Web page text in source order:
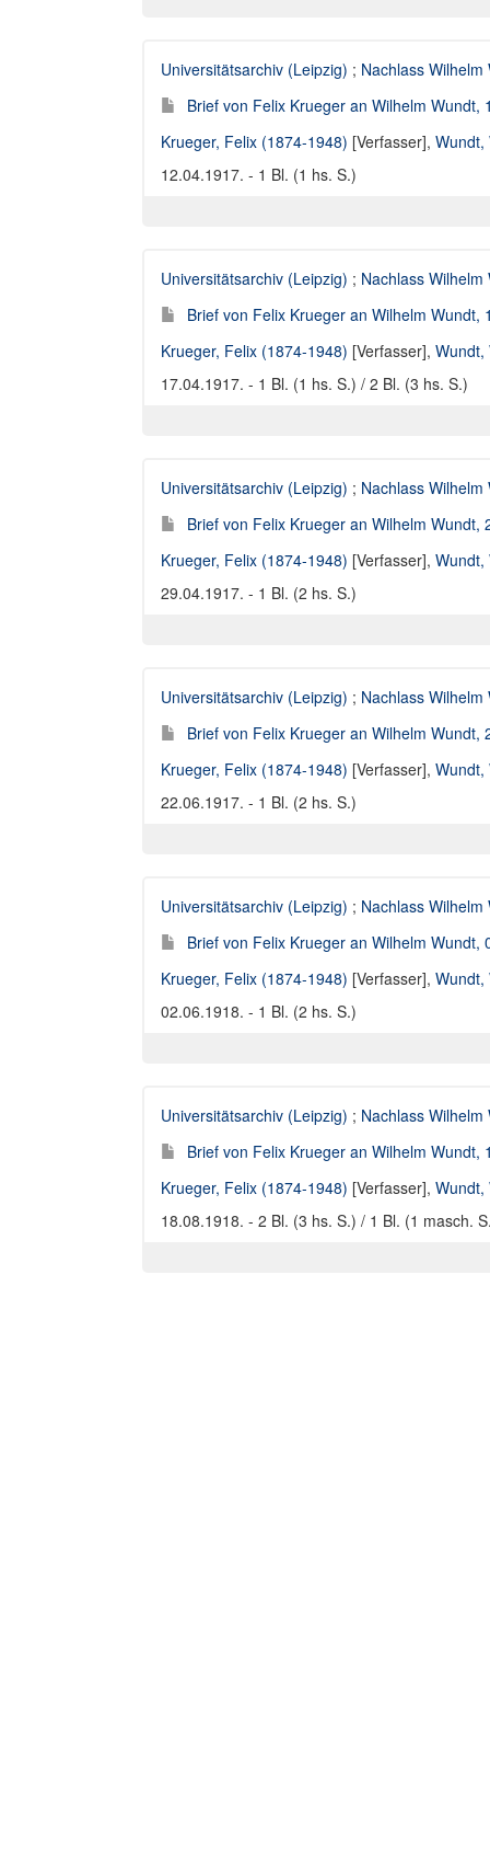
Universitätsarchiv (Leipzig) ; Nachlass Wilhelm
Brief von Felix Krueger an Wilhelm Wundt,
Krueger, Felix (1874-1948) [Verfasser], Wundt,
12.04.1917. - 1 Bl. (1 hs. S.)
Universitätsarchiv (Leipzig) ; Nachlass Wilhelm
Brief von Felix Krueger an Wilhelm Wundt,
Krueger, Felix (1874-1948) [Verfasser], Wundt,
17.04.1917. - 1 Bl. (1 hs. S.) / 2 Bl. (3 hs. S.)
Universitätsarchiv (Leipzig) ; Nachlass Wilhelm
Brief von Felix Krueger an Wilhelm Wundt,
Krueger, Felix (1874-1948) [Verfasser], Wundt,
29.04.1917. - 1 Bl. (2 hs. S.)
Universitätsarchiv (Leipzig) ; Nachlass Wilhelm
Brief von Felix Krueger an Wilhelm Wundt,
Krueger, Felix (1874-1948) [Verfasser], Wundt,
22.06.1917. - 1 Bl. (2 hs. S.)
Universitätsarchiv (Leipzig) ; Nachlass Wilhelm
Brief von Felix Krueger an Wilhelm Wundt,
Krueger, Felix (1874-1948) [Verfasser], Wundt,
02.06.1918. - 1 Bl. (2 hs. S.)
Universitätsarchiv (Leipzig) ; Nachlass Wilhelm
Brief von Felix Krueger an Wilhelm Wundt,
Krueger, Felix (1874-1948) [Verfasser], Wundt,
18.08.1918. - 2 Bl. (3 hs. S.) / 1 Bl. (1 masch.